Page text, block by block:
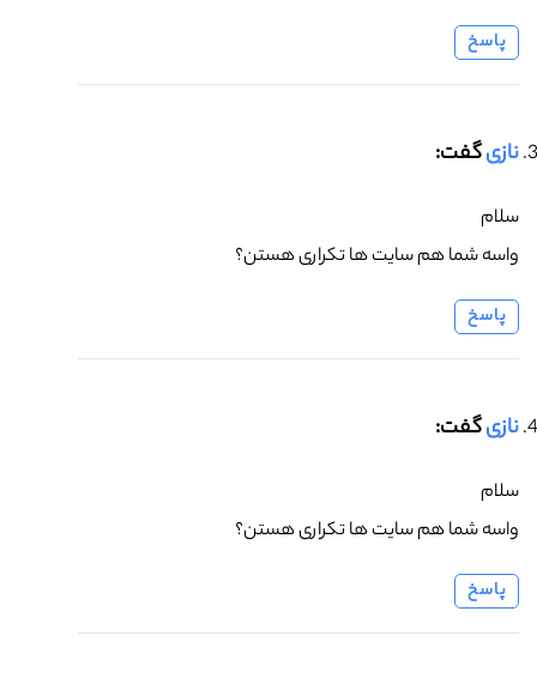
پاسخ
نازیگفت:
سلام
واسه شما هم سایت ها تکراری هستن؟
پاسخ
نازیگفت:
سلام
واسه شما هم سایت ها تکراری هستن؟
پاسخ